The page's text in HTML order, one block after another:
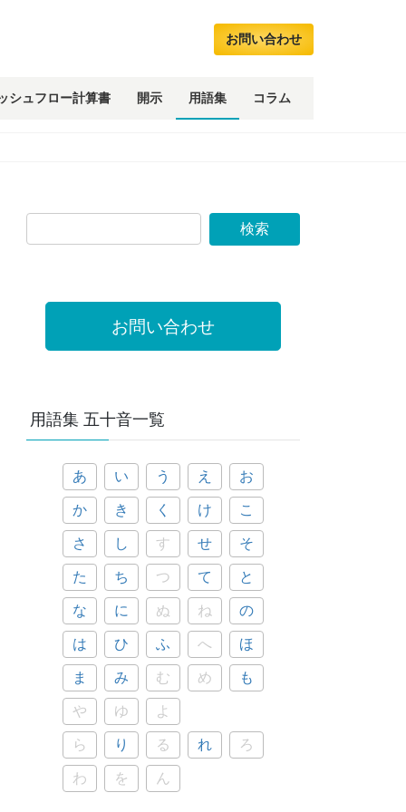
お問い合わせ
シュフロー計算書 開示 用語集 コラム
お問い合わせ
用語集 五十音一覧
あ い う え お
か き く け こ
さ し す せ そ
た ち つ て と
な に ぬ ね の
は ひ ふ へ ほ
ま み む め も
や ゆ よ
ら り る れ ろ
わ を ん